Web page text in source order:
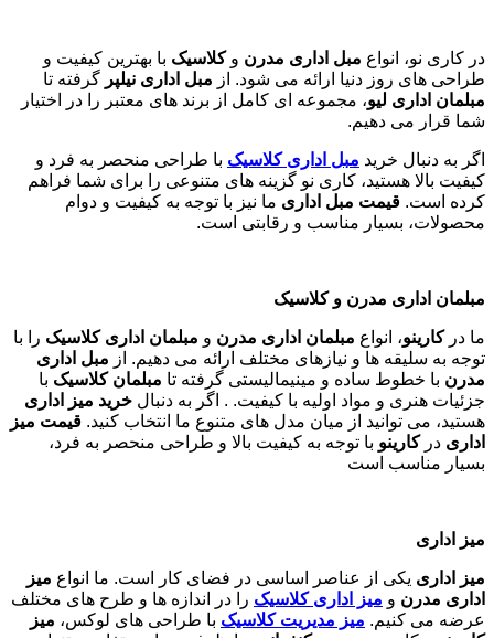
در کاری نو، انواع مبل اداری مدرن وکلاسیک با بهترین کیفیت و
طراحی های روز دنیا ارائه می شود. از مبل اداری نیلپر گرفته تا
مبلمان اداری لیو، مجموعه ای کامل از برند های معتبر را در اختیار
شما قرار می دهیم.
اگر به دنبال خرید مبل اداری کلاسیک با طراحی منحصر به فرد و
کیفیت بالا هستید، کاری نو گزینه های متنوعی را برای شما فراهم
کرده است. قیمت مبل اداری ما نیز با توجه به کیفیت و دوام
محصولات، بسیار مناسب و رقابتی است.
مبلمان اداری مدرن و کلاسیک
ما درکارینو، انواع مبلمان اداری مدرن و مبلمان اداری کلاسیک را با
توجه به سلیقه ها و نیازهای مختلف ارائه می دهیم. از مبل اداری
مدرن با خطوط ساده و مینیمالیستی گرفته تا مبلمان کلاسیک با
جزئیات هنری و مواد اولیه با کیفیت. . اگر به دنبال خرید میز اداری
هستید، می توانید از میان مدل های متنوع ما انتخاب کنید. قیمت میز
اداری درکارینو با توجه به کیفیت بالا و طراحی منحصر به فرد،
بسیار مناسب است
میز اداری
میز اداری یکی از عناصر اساسی در فضای کار است. ما انواع میز
اداری مدرن و میز اداری کلاسیک را در اندازه ها و طرح های مختلف
عرضه می کنیم. میز مدیریت کلاسیک با طراحی های لوکس، میز